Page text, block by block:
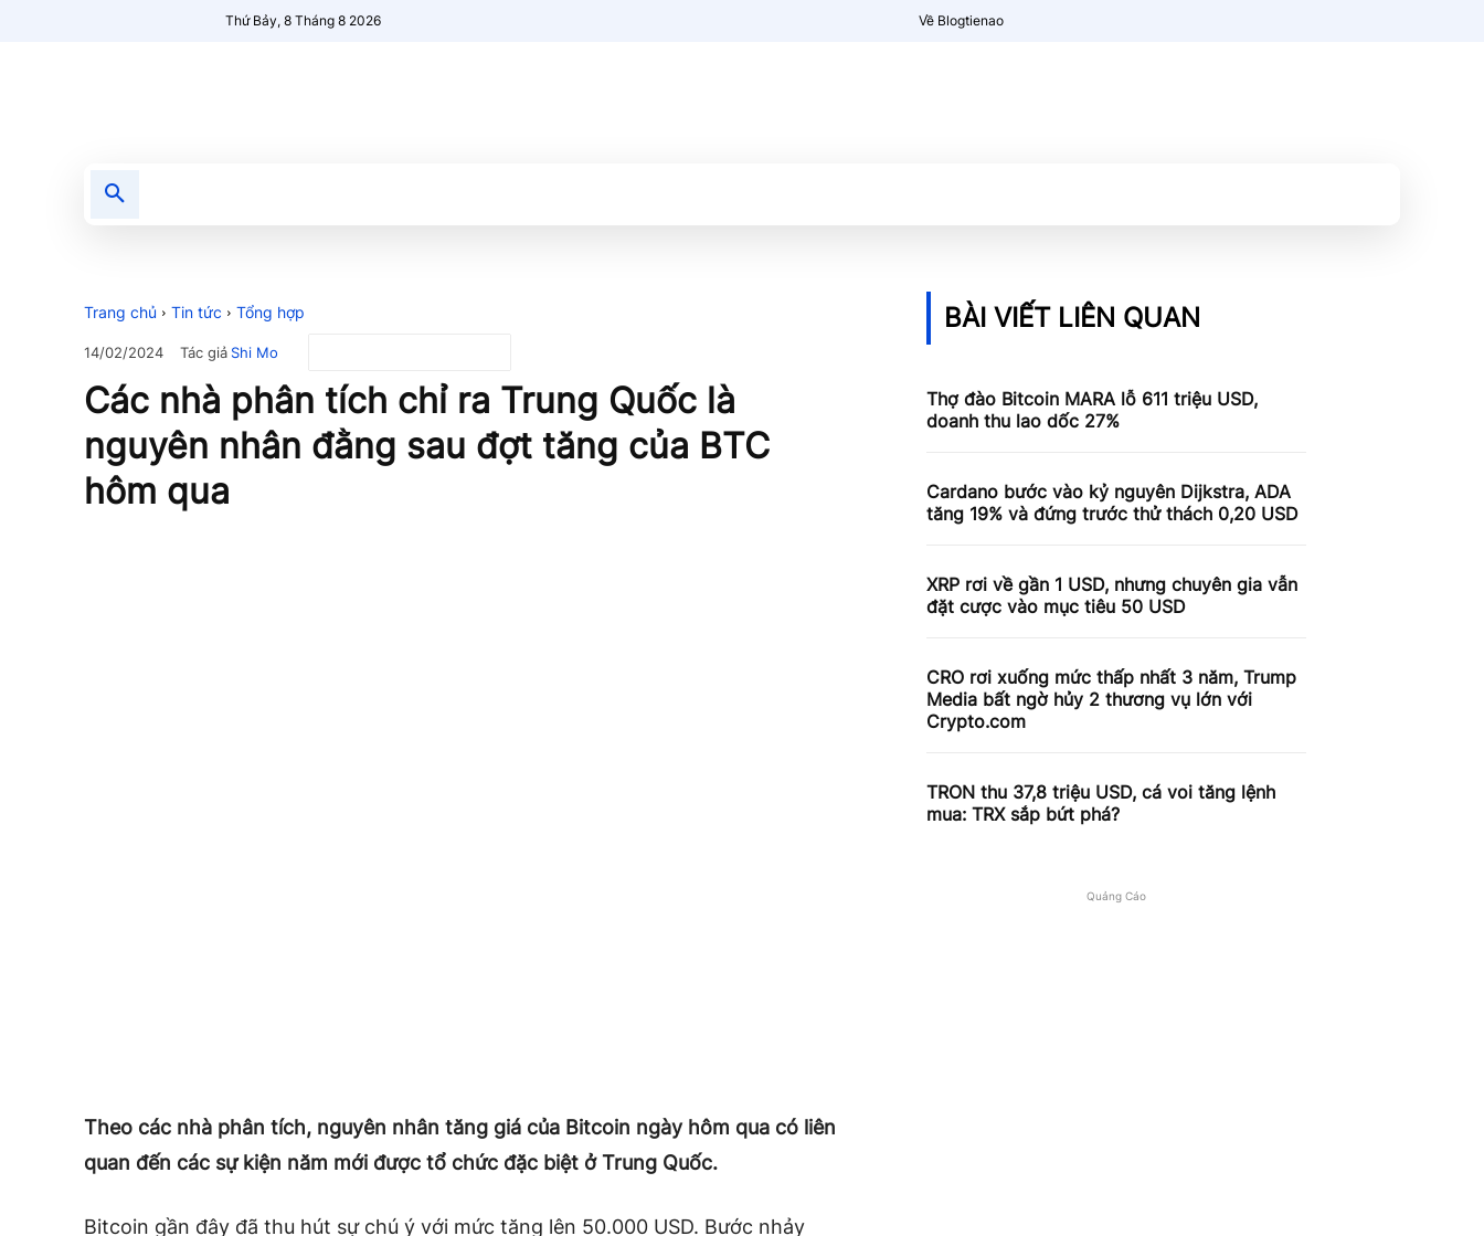
Thứ Bảy, 8 Tháng 8 2026 Về Blogtienao
Trang chủ Tin tức Tổng hợp
14/02/2024 Tác giảShi Mo
Các nhà phân tích chỉ ra Trung Quốc là
nguyên nhân đằng sau đợt tăng của BTC
hôm qua
Theo các nhà phân tích, nguyên nhân tăng giá của Bitcoin ngày hôm qua có liên
quan đến các sự kiện năm mới được tổ chức đặc biệt ở Trung Quốc.
Bitcoin gần đây đã thu hút sự chú ý với mức tăng lên 50.000 USD. Bước nhảy
BÀI VIẾT LIÊN QUAN
Thợ đào Bitcoin MARA lỗ 611 triệu USD,
doanh thu lao dốc 27%
Cardano bước vào kỷ nguyên Dijkstra, ADA
tăng 19% và đứng trước thử thách 0,20 USD
XRP rơi về gần 1 USD, nhưng chuyên gia vẫn
đặt cược vào mục tiêu 50 USD
CRO rơi xuống mức thấp nhất 3 năm, Trump
Media bất ngờ hủy 2 thương vụ lớn với
Crypto.com
TRON thu 37,8 triệu USD, cá voi tăng lệnh
mua: TRX sắp bứt phá?
Quảng Cáo